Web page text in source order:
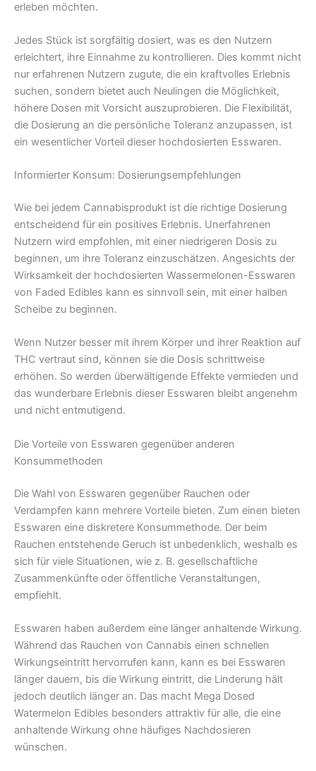
erleben möchten.
Jedes Stück ist sorgfältig dosiert, was es den Nutzern
erleichtert, ihre Einnahme zu kontrollieren. Dies kommt nicht
nur erfahrenen Nutzern zugute, die ein kraftvolles Erlebnis
suchen, sondern bietet auch Neulingen die Möglichkeit,
höhere Dosen mit Vorsicht auszuprobieren. Die Flexibilität,
die Dosierung an die persönliche Toleranz anzupassen, ist
ein wesentlicher Vorteil dieser hochdosierten Esswaren.
Informierter Konsum: Dosierungsempfehlungen
Wie bei jedem Cannabisprodukt ist die richtige Dosierung
entscheidend für ein positives Erlebnis. Unerfahrenen
Nutzern wird empfohlen, mit einer niedrigeren Dosis zu
beginnen, um ihre Toleranz einzuschätzen. Angesichts der
Wirksamkeit der hochdosierten Wassermelonen-Esswaren
von Faded Edibles kann es sinnvoll sein, mit einer halben
Scheibe zu beginnen.
Wenn Nutzer besser mit ihrem Körper und ihrer Reaktion auf
THC vertraut sind, können sie die Dosis schrittweise
erhöhen. So werden überwältigende Effekte vermieden und
das wunderbare Erlebnis dieser Esswaren bleibt angenehm
und nicht entmutigend.
Die Vorteile von Esswaren gegenüber anderen
Konsummethoden
Die Wahl von Esswaren gegenüber Rauchen oder
Verdampfen kann mehrere Vorteile bieten. Zum einen bieten
Esswaren eine diskretere Konsummethode. Der beim
Rauchen entstehende Geruch ist unbedenklich, weshalb es
sich für viele Situationen, wie z. B. gesellschaftliche
Zusammenkünfte oder öffentliche Veranstaltungen,
empfiehlt.
Esswaren haben außerdem eine länger anhaltende Wirkung.
Während das Rauchen von Cannabis einen schnellen
Wirkungseintritt hervorrufen kann, kann es bei Esswaren
länger dauern, bis die Wirkung eintritt, die Linderung hält
jedoch deutlich länger an. Das macht Mega Dosed
Watermelon Edibles besonders attraktiv für alle, die eine
anhaltende Wirkung ohne häufiges Nachdosieren
wünschen.